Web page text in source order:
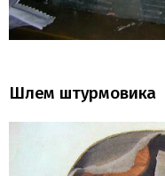
Шлем штурмовика